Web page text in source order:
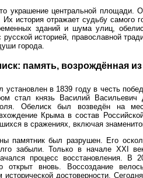
украшение центральной площади.
Их история отражает судьбу самого
зданий и шума улиц,
историей, православной
города.
память, возрождённая
установлен в 1839 году в честь
стал князь Василий
Обелиск был возведён на
Крыма в состав
в сражениях, включая
памятник был разрушен. Его
забыли. Только в начале XXI
процесс восстановления. В
открыт вновь. Воссоздание
достоверности.